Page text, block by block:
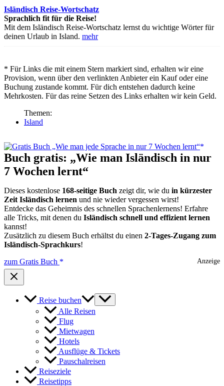
Isländisch Reise-Wortschatz
Sprachlich fit für die Reise!
Mit dem Isländisch Reise-Wortschatz lernst du wichtige Wörter für
deinen Urlaub in Island. mehr
* Für Links die mit einem Stern markiert sind, erhalten wir eine
Provision, wenn über den verlinkten Anbieter ein Kauf oder eine
Buchung zustande kommt. Für dich entstehen dadurch keine
Mehrkosten. Für das reine Setzen des Links erhalten wir kein Geld.
Themen:
Island
Buch gratis: „Wie man Isländisch in nur
7 Wochen lernt“
Dieses kostenlose 168-seitige Buch zeigt dir, wie du in kürzester
Zeit Isländisch lernen und nie wieder vergessen wirst!
Entdecke das Geheimnis des schnellen Sprachenlernens! Erfahre
alle Tricks, mit denen du Isländisch schnell und effizient lernen
kannst!
Zusätzlich zu diesem Buch erhältst du einen 2-Tages-Zugang zum
Isländisch-Sprachkurs!
Anzeige
zum Gratis Buch
Reise buchen
Alle Reisen
Flug
Mietwagen
Hotels
Ausflüge & Tickets
Pauschalreisen
Reiseziele
Reisetipps